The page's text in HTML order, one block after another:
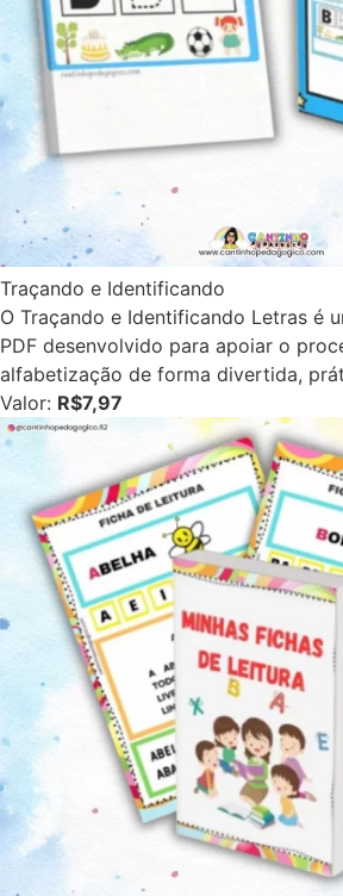
Traçando e Identificando
O Traçando e Identificando Letras é
PDF desenvolvido para apoiar o
alfabetização de forma divertida,
Valor: R$7,97